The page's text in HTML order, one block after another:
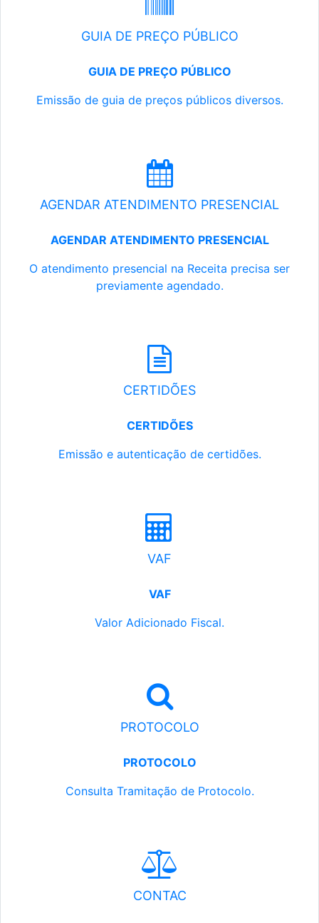
GUIA DE PREÇO PÚBLICO
GUIA DE PREÇO PÚBLICO
Emissão de guia de preços públicos diversos.
AGENDAR ATENDIMENTO PRESENCIAL
AGENDAR ATENDIMENTO PRESENCIAL
O atendimento presencial na Receita precisa ser
previamente agendado.
CERTIDÕES
CERTIDÕES
Emissão e autenticação de certidões.
VAF
VAF
Valor Adicionado Fiscal.
PROTOCOLO
PROTOCOLO
Consulta Tramitação de Protocolo.
CONTAC